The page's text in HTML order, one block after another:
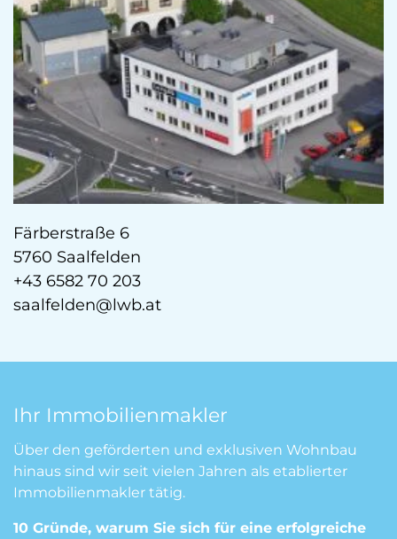
Färberstraße 6
5760 Saalfelden
+43 6582 70 203
saalfelden@lwb.at
Ihr Immobilienmakler
Über den geförderten und exklusiven Wohnbau
hinaus sind wir seit vielen Jahren als etablierter
Immobilienmakler tätig.
10 Gründe, warum Sie sich für eine erfolgreiche